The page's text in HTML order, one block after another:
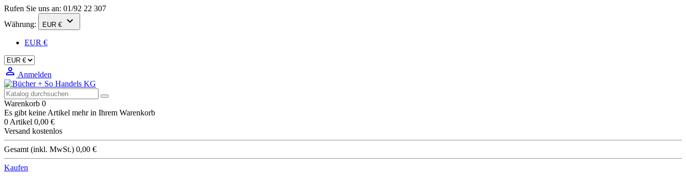
Rufen Sie uns an: 01/92 22 307
Währung:
EUR € 
EUR €
 Anmelden
Warenkorb 0
Es gibt keine Artikel mehr in Ihrem Warenkorb
0 Artikel 0,00 €
Versand kostenlos
Gesamt (inkl. MwSt.) 0,00 €
Kaufen